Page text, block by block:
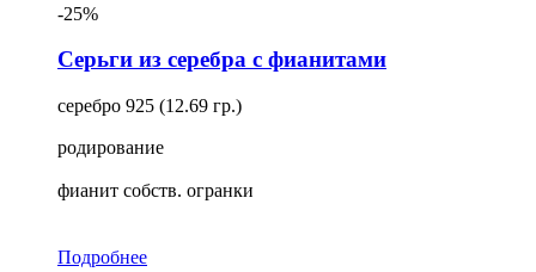
-25%
Серьги из серебра с фианитами
серебро 925 (12.69 гр.)
родирование
фианит собств. огранки
Подробнее